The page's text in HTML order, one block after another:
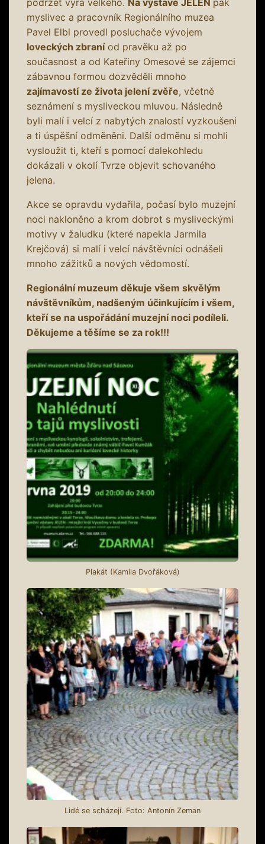
myslivec a pracovník Regionálního muzea
Pavel Elbl provedl posluchače vývojem
loveckých zbraníod pravěku až po
současnost a od Kateřiny Omesové se zájemci
zábavnou formou dozvěděli mnoho
zajímavostí ze života jelení zvěře, včetně
seznámení s mysliveckou mluvou. Následně
byli malí i velcí z nabytých znalostí vyzkoušeni
a ti úspěšní odměněni. Další odměnu si mohli
vysloužit ti, kteří s pomocí dalekohledu
dokázali v okolí Tvrze objevit schovaného
jelena.
Akce se opravdu vydařila, počasí bylo muzejní
noci nakloněno a krom dobrot s mysliveckými
motivy v žaludku (které napekla Jarmila
Krejčová) si malí i velcí návštěvníci odnášeli
mnoho zážitků a nových vědomostí.
Regionální muzeum děkuje všem skvělým
návštěvníkům, nadšeným účinkujícím i všem,
kteří se na uspořádání muzejní noci podíleli.
Děkujeme a těšíme se za rok!!!
Plakát (Kamila Dvořáková)
Lidé se scházejí. Foto: Antonín Zeman